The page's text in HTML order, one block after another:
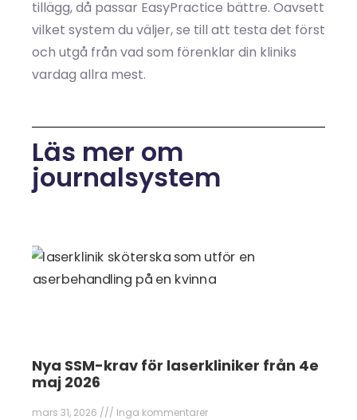
tillägg, då passar EasyPractice bättre. Oavsett
vilket system du väljer, se till att testa det först
och utgå från vad som förenklar din kliniks
vardag allra mest.
Läs mer om
journalsystem
Nya SSM-krav för laserkliniker från 4e
maj 2026
mars 31, 2026 Inga kommentarer